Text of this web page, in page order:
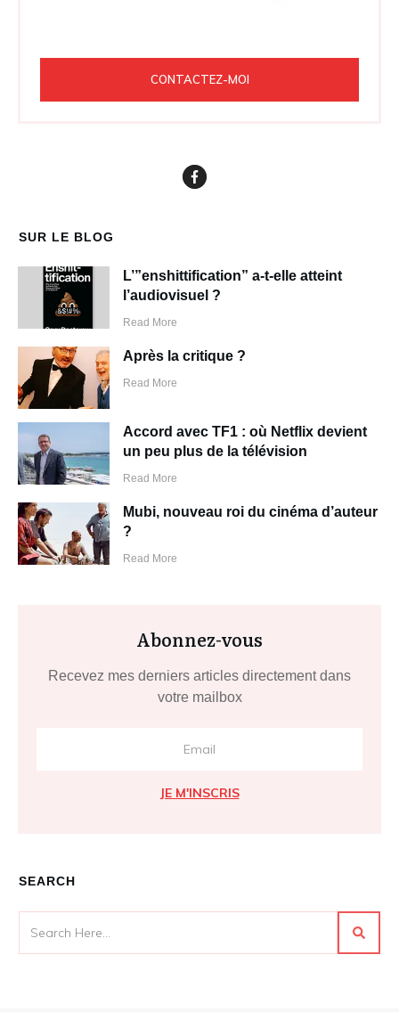
CONTACTEZ-MOI
SUR LE BLOG
L’”enshittification” a-t-elle atteint
l’audiovisuel ?
Read More
Après la critique ?
Read More
Accord avec TF1 : où Netflix devient
un peu plus de la télévision
Read More
Mubi, nouveau roi du cinéma d’auteur
?
Read More
Abonnez-vous
Recevez mes derniers articles directement dans
votre mailbox
JE M'INSCRIS
SEARCH